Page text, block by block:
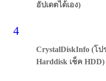
อัปเดตได้เอง)
4
CrystalDiskInfo (โ
Harddisk เช็ค HDD)